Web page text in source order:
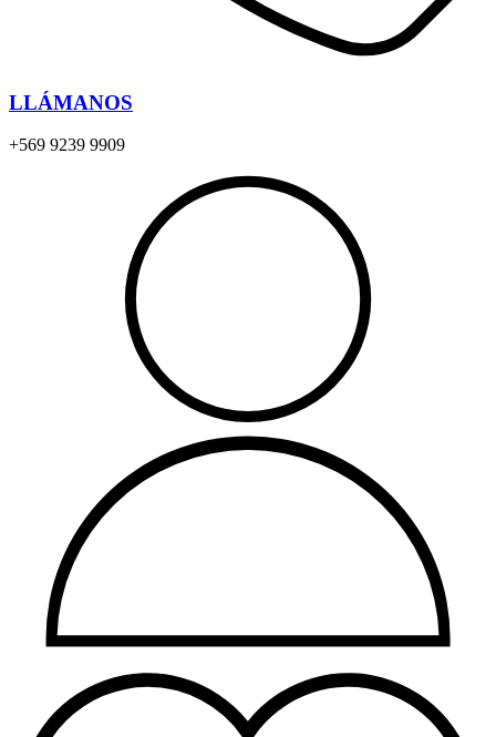
LLÁMANOS
+569 9239 9909